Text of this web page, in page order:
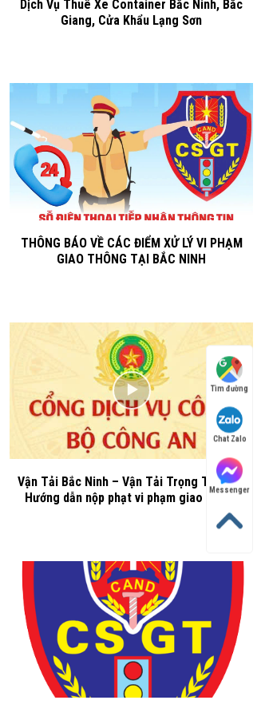
Dịch Vụ Thuê Xe Container Bắc Ninh, Bắc
Giang, Cửa Khẩu Lạng Sơn
THÔNG BÁO VỀ CÁC ĐIỂM XỬ LÝ VI PHẠM
GIAO THÔNG TẠI BẮC NINH
Vận Tải Bắc Ninh – Vận Tải Trọng Thành –
Hướng dẫn nộp phạt vi phạm giao thông
Tìm đường
Chat Zalo
Messenger